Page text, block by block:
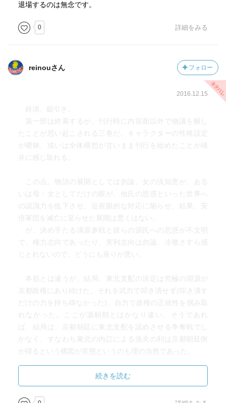
退場するのは無念です。
0 詳細をみる
reinouさん フォロー
2016.12.15
経清、鋸引き。
第一部は終幕するが、刊行時に内容面以外で物議を醸し
たことが思い起こされる三巻だ。キャラクターの性格設定
が曖昧、或いは全体構想が甘いまま刊行を始めたことが雄
弁に感じ取れる。
この点、物語の展開としては勿論、女の浅知恵が、ある
いは母・女としてだけの眼が、他氏の思惑といった世界へ
の認識力を低下させ、近視眼的な対応に陥らせ、結果、安
倍軍団を滅亡に至らせた展開は悪くはない。
が、決め手たる清原参戦と彼らの源氏への思惑が不文明
で、権力志向であったり、実利志向は勿論、冷徹さすら感
じとれないので、どうにも座りが悪い。
本筋とは違うが、結局、東北支配の決定は究極の淵源が
京都政権にあり続けた。それを武力で叩き潰せず(叩き潰す
だけの力を持ち得なかった)、自力で政権の正統性を掴み取
れなかった。ここが源頼朝とはかなり違い、そうであれ
ば、結局は、京都朝廷に東北支配を認めさせる争奪戦でし
かなく、すなわち東北の内訌による漁夫の利は京都朝廷側
が得るという構図が常態というのも理の当然であった。
続きを読む